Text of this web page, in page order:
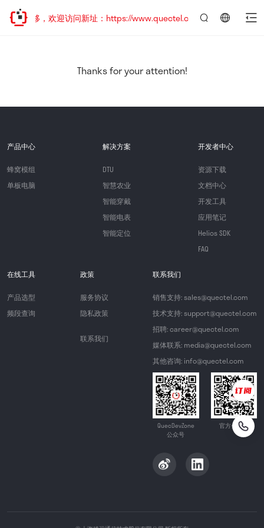
址已迁移，欢迎访问新址：https://www.quectel.com.cn
Thanks for your attention!
产品中心
蜂窝模组
单板电脑
解决方案
DTU
智慧农业
智能穿戴
智能电表
智能定位
开发者中心
资源下载
文档中心
开发工具
应用笔记
Helios SDK
FAQ
在线工具
产品选型
频段查询
政策
服务协议
隐私政策
联系我们
联系我们
销售支持: sales@quectel.com
技术支持: support@quectel.com
招聘: career@quectel.com
媒体联系: media@quectel.com
其他咨询: info@quectel.com
QuecDevZone
公众号
官方公众号